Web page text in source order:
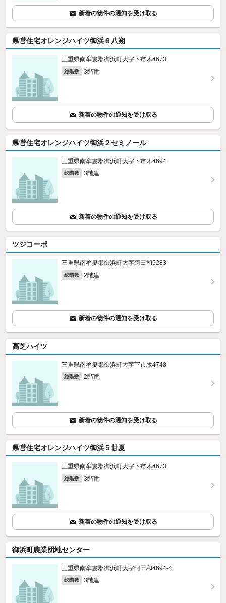
新着の物件の通知を受け取る
県営住宅オレンジハイツ御浜６八朔
三重県南牟婁郡御浜町大字下市木4673
総階数 3階建
新着の物件の通知を受け取る
県営住宅オレンジハイツ御浜２セミノール
三重県南牟婁郡御浜町大字下市木4694
総階数 3階建
新着の物件の通知を受け取る
ツジコーポ
三重県南牟婁郡御浜町大字阿田和5283
総階数 2階建
新着の物件の通知を受け取る
高芝ハイツ
三重県南牟婁郡御浜町大字下市木4748
総階数 2階建
新着の物件の通知を受け取る
県営住宅オレンジハイツ御浜５甘夏
三重県南牟婁郡御浜町大字下市木4673
総階数 3階建
新着の物件の通知を受け取る
御浜町農業団地センター
三重県南牟婁郡御浜町大字阿田和4694‐4
総階数 3階建